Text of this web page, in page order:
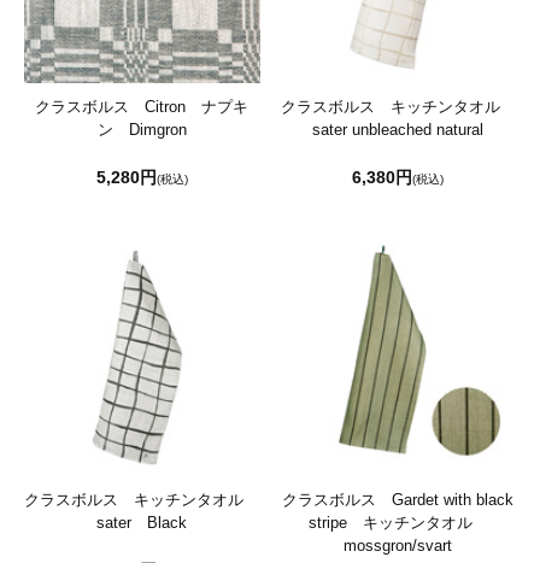
クラスボルス Citron ナプキ
ン Dimgron
5,280円(税込)
クラスボルス キッチンタオル
sater unbleached natural
6,380円(税込)
クラスボルス キッチンタオル
sater Black
クラスボルス Gardet with black
stripe キッチンタオル
mossgron/svart